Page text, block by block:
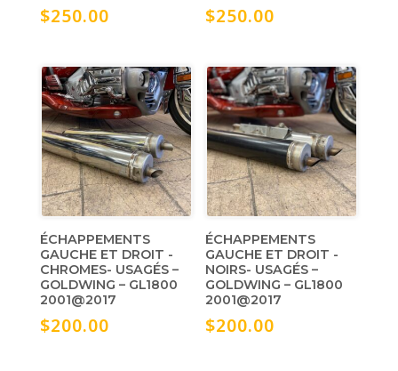
$250.00 $250.00
ÉCHAPPEMENTS
GAUCHE ET DROIT -
CHROMES- USAGÉS –
GOLDWING – GL1800
2001@2017
$200.00
ÉCHAPPEMENTS
GAUCHE ET DROIT -
NOIRS- USAGÉS –
GOLDWING – GL1800
2001@2017
$200.00